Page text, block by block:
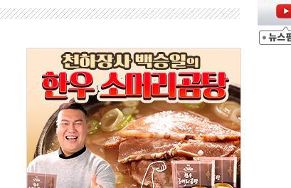
' 공격… 시민들 공포감 극대화 전략
수위…숨은 차입이 더 큰 변수"
계 진압 중
상대 中과 비교해야"
봉'의 대민 봉사
발 발사… 올해 10번째·42일 만 도발
위기… 반군·마약카르텔이 습득해 전투 활용